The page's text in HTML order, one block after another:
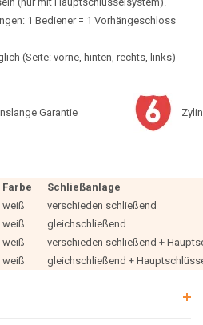
1 Bediener = 1 Vorhängeschloss
(Seite: vorne, hinten, rechts, links)
Garantie
Farbe
Schließanlage
weiß
verschieden schließend
weiß
gleichschließend
weiß
verschieden schließend +
weiß gleichschließend +